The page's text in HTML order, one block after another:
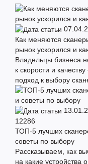
Как меняются
рынок ускорился и
Владельцы бизнеса
к скорости и
подход к выбору
12286
ТОП-5 лучших
советы по выбору
Рассказываем, как
на какие устройства